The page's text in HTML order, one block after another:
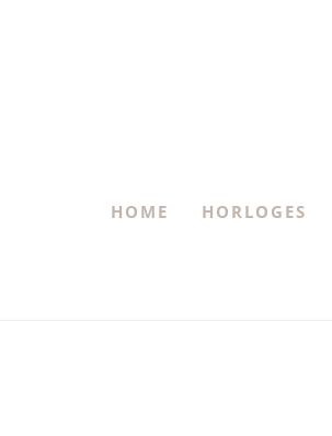
HOME HORLOGES